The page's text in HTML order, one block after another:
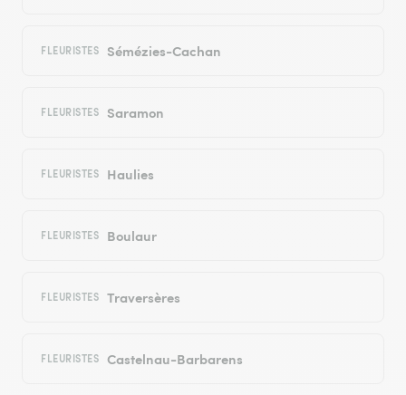
FLEURISTES Sémézies-Cachan
FLEURISTES Saramon
FLEURISTES Haulies
FLEURISTES Boulaur
FLEURISTES Traversères
FLEURISTES Castelnau-Barbarens